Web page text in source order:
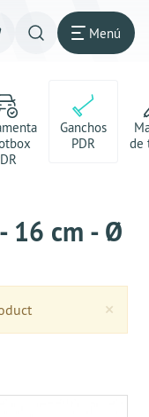
Menú
Ganchos
PDR
de
16 cm - Ø
×